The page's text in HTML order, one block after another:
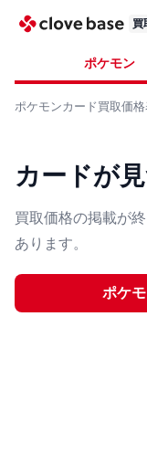
買
ポケモン
ポケモンカード買取価
カードが
買取価格の掲載が
あります。
ポケ